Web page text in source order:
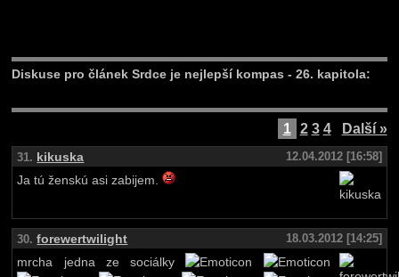
Diskuse pro článek Srdce je nejlepší kompas - 26. kapitola:
1 2 3 4 Další »
31. kikuska
12.04.2012 [16:58]
Ja tú ženskú asi zabijem.
30. forewertwilight
18.03.2012 [14:25]
mrcha jedna ze sociálky